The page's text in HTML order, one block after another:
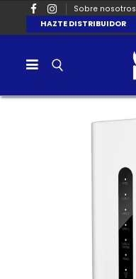
Sobre nosotros
HAZTE DISTRIBUIDOR